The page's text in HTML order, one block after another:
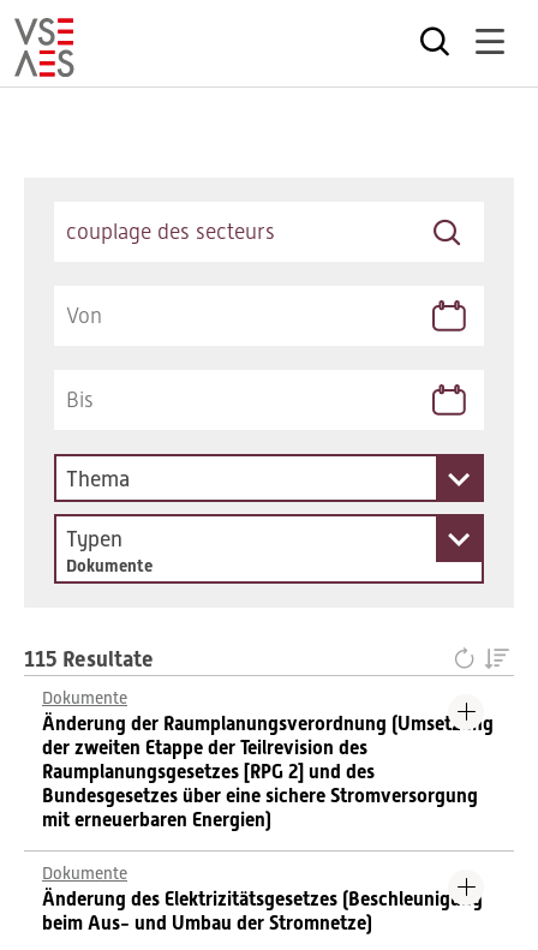
Thema
Typen
Dokumente
115 Resultate
Dokumente
Änderung der Raumplanungsverordnung (Umsetzung
der zweiten Etappe der Teilrevision des
Raumplanungsgesetzes [RPG 2] und des
Bundesgesetzes über eine sichere Stromversorgung
mit erneuerbaren Energien)
Dokumente
Änderung des Elektrizitätsgesetzes (Beschleunigung
beim Aus- und Umbau der Stromnetze)